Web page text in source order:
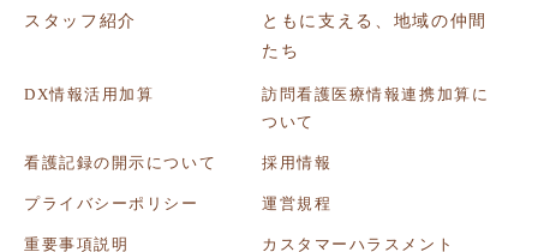
スタッフ紹介
ともに支える、地域の仲間
たち
DX情報活用加算
訪問看護医療情報連携加算に
ついて
看護記録の開示について 採用情報
プライバシーポリシー 運営規程
重要事項説明 カスタマーハラスメント